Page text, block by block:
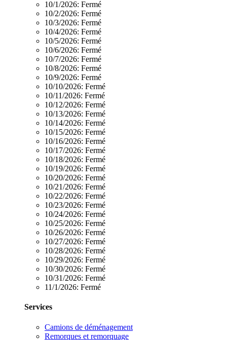
10/1/2026: Fermé
10/2/2026: Fermé
10/3/2026: Fermé
10/4/2026: Fermé
10/5/2026: Fermé
10/6/2026: Fermé
10/7/2026: Fermé
10/8/2026: Fermé
10/9/2026: Fermé
10/10/2026: Fermé
10/11/2026: Fermé
10/12/2026: Fermé
10/13/2026: Fermé
10/14/2026: Fermé
10/15/2026: Fermé
10/16/2026: Fermé
10/17/2026: Fermé
10/18/2026: Fermé
10/19/2026: Fermé
10/20/2026: Fermé
10/21/2026: Fermé
10/22/2026: Fermé
10/23/2026: Fermé
10/24/2026: Fermé
10/25/2026: Fermé
10/26/2026: Fermé
10/27/2026: Fermé
10/28/2026: Fermé
10/29/2026: Fermé
10/30/2026: Fermé
10/31/2026: Fermé
11/1/2026: Fermé
Services
Camions de déménagement
Remorques et remorquage